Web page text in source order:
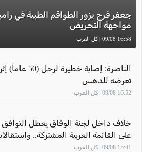
جعفر فرح يزور الطواقم الطبية في
مواجهة التحريض
16:58 09/08 | كل العرب
الناصرة: إصابة خطيرة لرجل (50 عاماً) إثر
تعرضه للدهس
16:52 09/08 | كل العرب
خلاف داخل لجنة الوفاق يعطل التوافق
على القائمة العربية المشتركة..
عديدة احتجاجًا على مقترح محمد علي
15:41 09/08 | كل العرب